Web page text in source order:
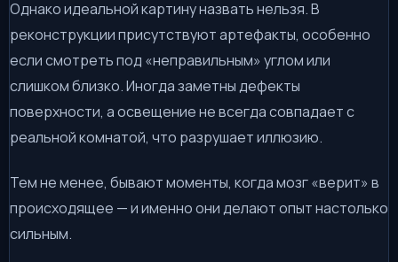
Однако идеальной картину назвать нельзя. В
реконструкции присутствуют артефакты, особенно
если смотреть под «неправильным» углом или
слишком близко. Иногда заметны дефекты
поверхности, а освещение не всегда совпадает с
реальной комнатой, что разрушает иллюзию.
Тем не менее, бывают моменты, когда мозг «верит» в
происходящее — и именно они делают опыт настолько
сильным.